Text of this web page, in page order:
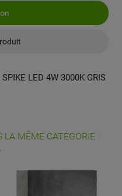
LED 4W 3000K GRIS
LA MÊME CATÉGORIE :